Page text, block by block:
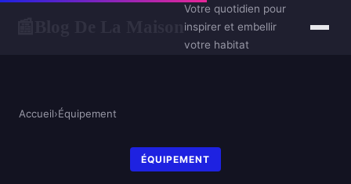
Votre quotidien pour
inspirer et embellir
votre habitat
Accueil›Équipement
ÉQUIPEMENT